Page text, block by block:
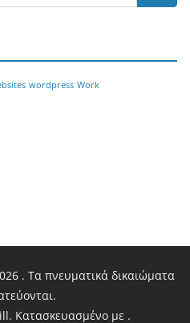
wordpress Work
. Τα πνευματικά δικαιώματα
Κατασκευασμένο με .